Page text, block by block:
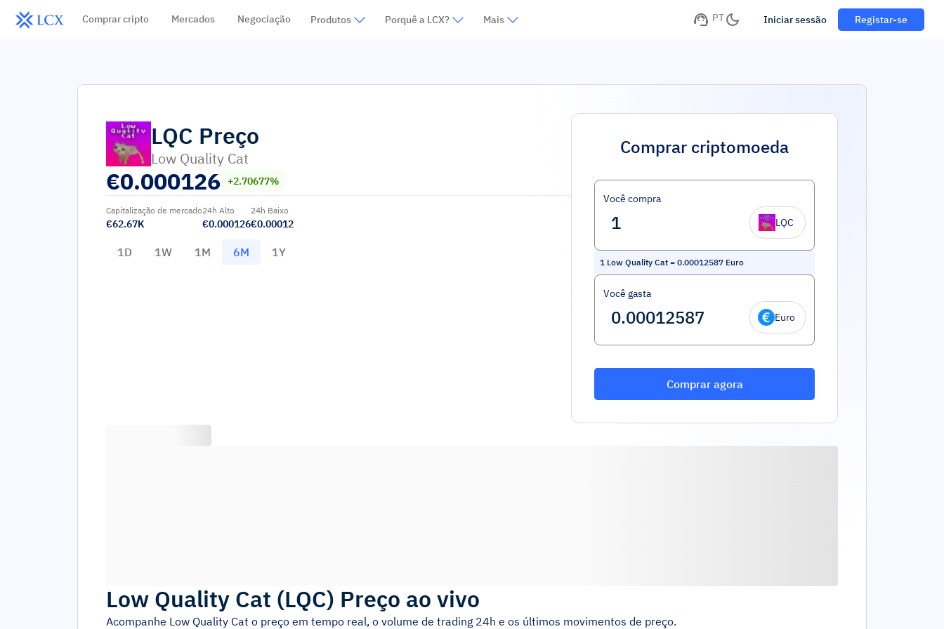
Comprar cripto Mercados Negociação Produtos Porquê a LCX? Mais PT Iniciar sessão Registar-se
LQC Preço
Low Quality Cat
€0.000126 +2.70677%
Capitalização de mercado
€62.67K
24h Alto
€0.000126
24h Baixo
€0.00012
1D 1W 1M 6M 1Y
Comprar criptomoeda
Você compra
LQC
1 Low Quality Cat = 0.00012587 Euro
Você gasta
Euro
Comprar agora
Low Quality Cat (LQC) Preço ao vivo
Acompanhe Low Quality Cat o preço em tempo real, o volume de trading 24h e os últimos movimentos de preço.